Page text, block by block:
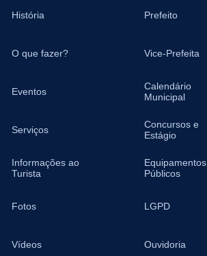
História
O que fazer?
Eventos
Serviços
Informações ao
Turista
Fotos
Vídeos
Prefeito
Vice-Prefeita
Calendário
Municipal
Concursos e
Estágio
Equipamentos
Públicos
LGPD
Ouvidoria